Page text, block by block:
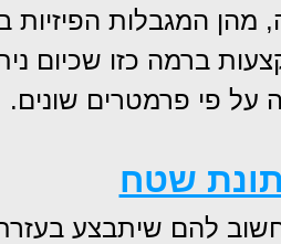
מהן המגבלות הפיזיות
ברמה כזו שכיום
פי פרמטרים שונים.
שטח
להם שיתבצע